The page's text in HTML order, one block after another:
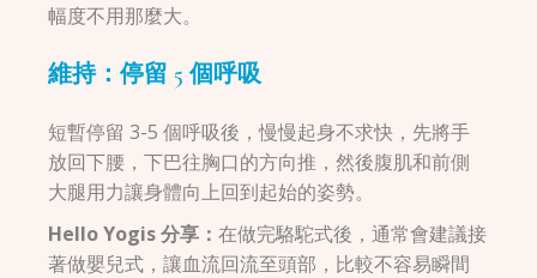
幅度不用那麼大。
維持：停留 5 個呼吸
短暫停留 3-5 個呼吸後，慢慢起身不求快，先將手
放回下腰，下巴往胸口的方向推，然後腹肌和前側
大腿用力讓身體向上回到起始的姿勢。
Hello Yogis 分享：在做完駱駝式後，通常會建議接
著做嬰兒式，讓血流回流至頭部，比較不容易瞬間